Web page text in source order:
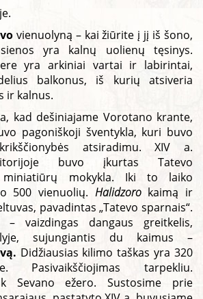
vienuolyną – kai žiūrite į jį iš šono,
yra kalnų uolienų tęsinys.
yra arkiniai vartai ir labirintai,
balkonus, iš kurių atsiveria
ir kalnus.
kad dešiniajame Vorotano krante,
pagoniškoji šventykla, kuri buvo
atsiradimu. XIV a.
buvo įkurtas Tatevo
mokykla. Iki to laiko
500 vienuolių. Halidzoro kaimą ir
pavadintas „Tatevo sparnais“.
– vaizdingas dangaus greitkelis,
sujungiantis du kaimus –
Didžiausias kilimo taškas yra 320
Pasivaikščiojimas tarpekliu.
Sevano ežero. Sustosime prie